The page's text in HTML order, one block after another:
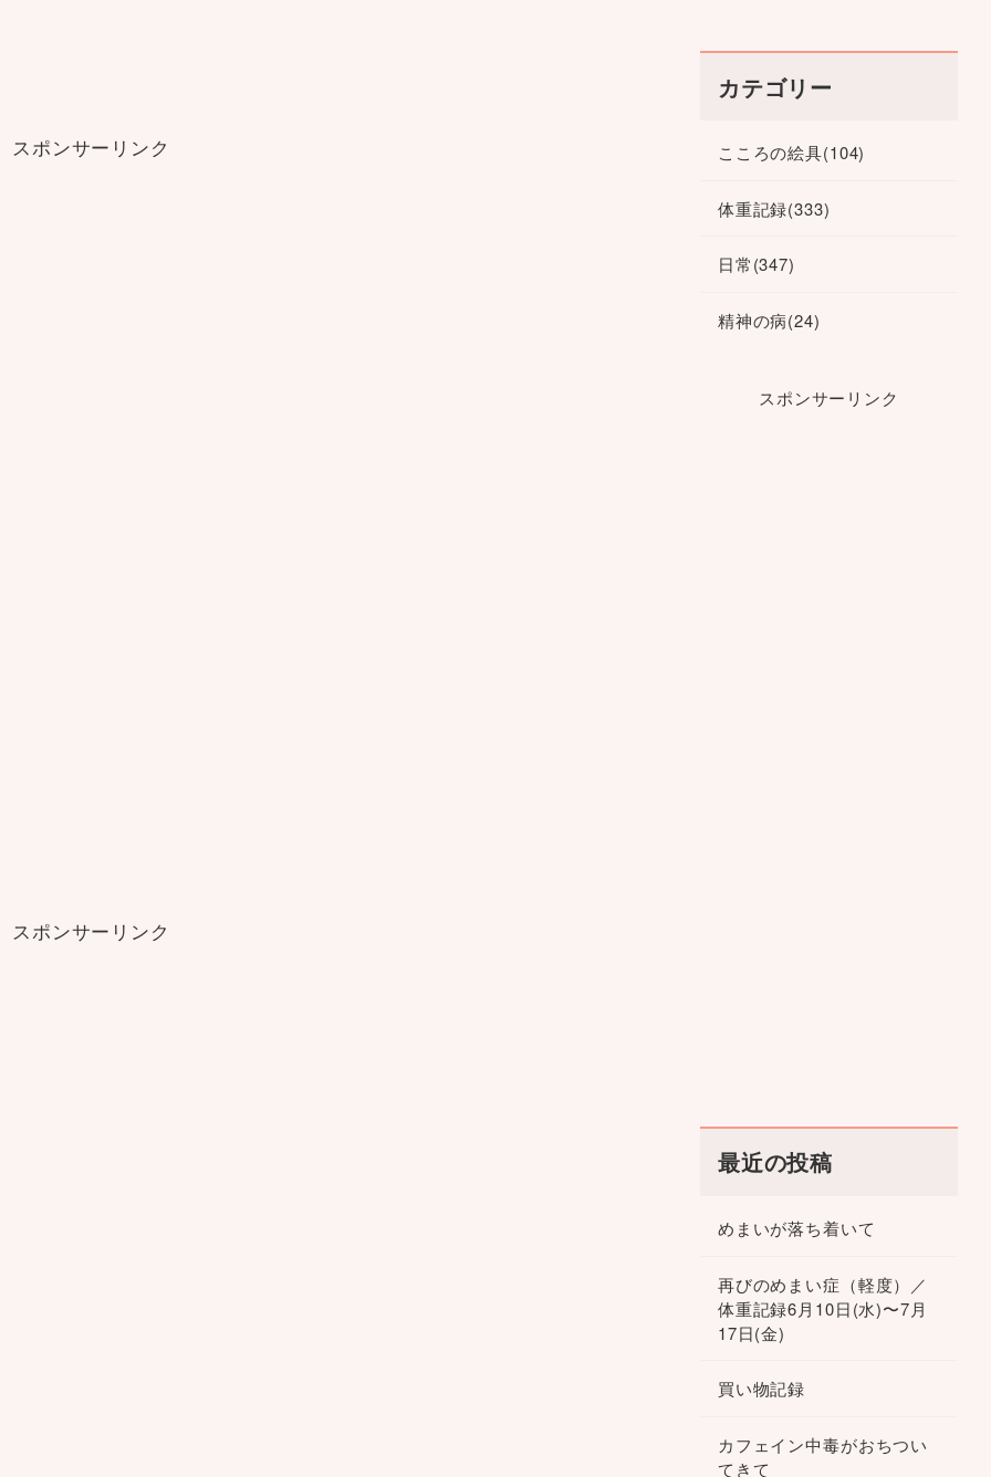
スポンサーリンク
スポンサーリンク
カテゴリー
こころの絵具(104)
体重記録(333)
日常(347)
精神の病(24)
スポンサーリンク
最近の投稿
めまいが落ち着いて
再びのめまい症（軽度）／
体重記録6月10日(水)〜7月
17日(金)
買い物記録
カフェイン中毒がおちつい
てきて